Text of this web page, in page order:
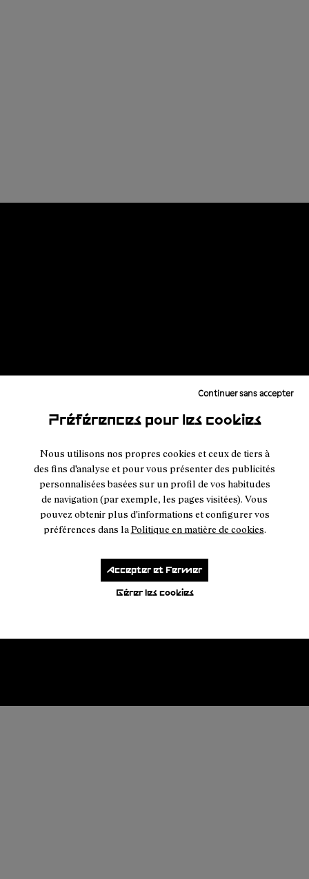
Préférences pour les cookies
Nous utilisons nos propres cookies et ceux de tiers à
des fins d'analyse et pour vous présenter des publicités
personnalisées basées sur un profil de vos habitudes
de navigation (par exemple, les pages visitées). Vous
pouvez obtenir plus d'informations et configurer vos
préférences dans laPolitique en matière de cookies.
Gérer les cookies
Continuer sans accepter
Accepter et Fermer
Acheter maintenant